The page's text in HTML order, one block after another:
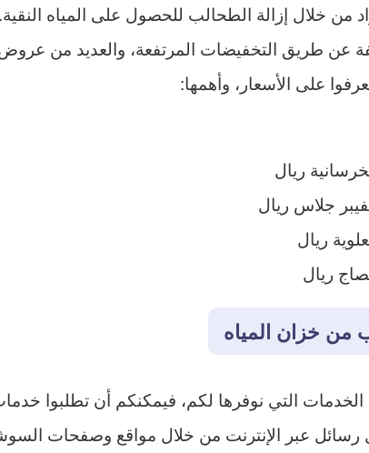
من خلال إزالة الطحالب للحصول على المياه النقية.
عن طريق التخفيضات المرتفعة، والعديد من
على الأسعار، وأهمها:
ريال
جلاس ريال
ريال
ريال
من خزان المياه
التي نوفرها لكم، فيمكنكم أن تطلبوا